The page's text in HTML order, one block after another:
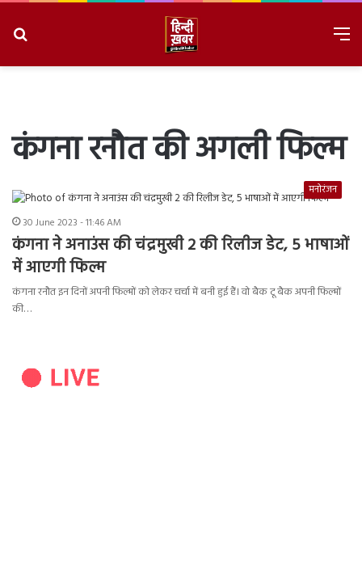
कंगना रनौत की अगली फिल्म
मनोरंजन
30 June 2023 - 11:46 AM
कंगना ने अनाउंस की चंद्रमुखी 2 की रिलीज डेट, 5 भाषाओं
में आएगी फिल्म
कंगना रनौत इन दिनों अपनी फिल्मों को लेकर चर्चा में बनी हुई हैं। वो बैक टू बैक अपनी फिल्मों
की…